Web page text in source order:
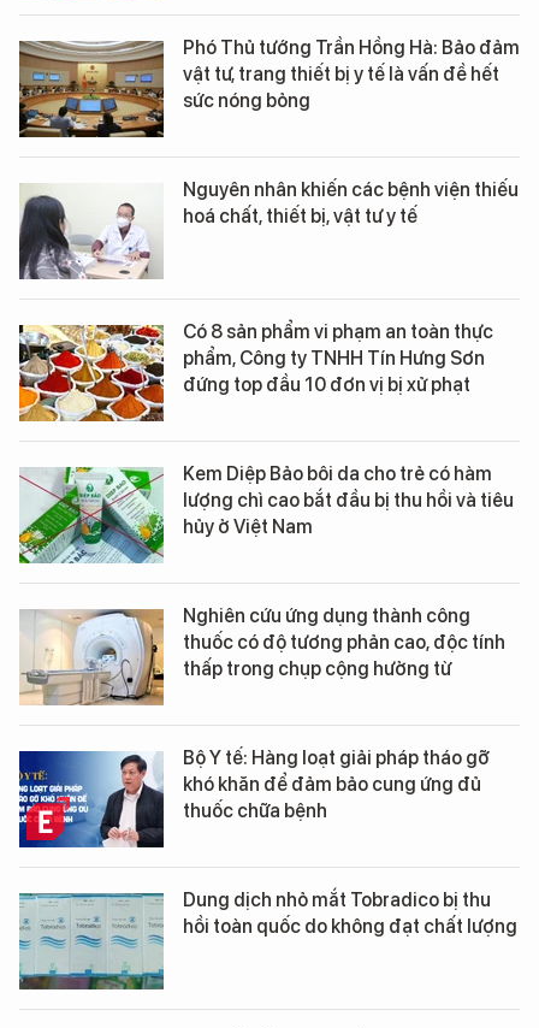
Phó Thủ tướng Trần Hồng Hà: Bảo đảm
vật tư, trang thiết bị y tế là vấn đề hết
sức nóng bỏng
Nguyên nhân khiến các bệnh viện thiếu
hoá chất, thiết bị, vật tư y tế
Có 8 sản phẩm vi phạm an toàn thực
phẩm, Công ty TNHH Tín Hưng Sơn
đứng top đầu 10 đơn vị bị xử phạt
Kem Diệp Bảo bôi da cho trẻ có hàm
lượng chì cao bắt đầu bị thu hồi và tiêu
hủy ở Việt Nam
Nghiên cứu ứng dụng thành công
thuốc có độ tương phản cao, độc tính
thấp trong chụp cộng hưởng từ
Bộ Y tế: Hàng loạt giải pháp tháo gỡ
khó khăn để đảm bảo cung ứng đủ
thuốc chữa bệnh
Dung dịch nhỏ mắt Tobradico bị thu
hồi toàn quốc do không đạt chất lượng